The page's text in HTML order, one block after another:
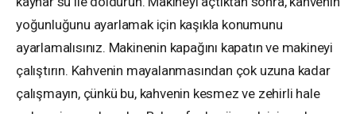
yoğunluğunu ayarlamak için kaşıkla konumunu
ayarlamalısınız. Makinenin kapağını kapatın ve makineyi
çalıştırın. Kahvenin mayalanmasından çok uzuna kadar
çalışmayın, çünkü bu, kahvenin kesmez ve zehirli hale